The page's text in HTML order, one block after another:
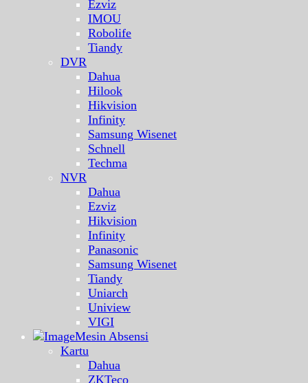
Ezviz
IMOU
Robolife
Tiandy
DVR
Dahua
Hilook
Hikvision
Infinity
Samsung Wisenet
Schnell
Techma
NVR
Dahua
Ezviz
Hikvision
Infinity
Panasonic
Samsung Wisenet
Tiandy
Uniarch
Uniview
VIGI
Mesin Absensi
Kartu
Dahua
ZKTeco